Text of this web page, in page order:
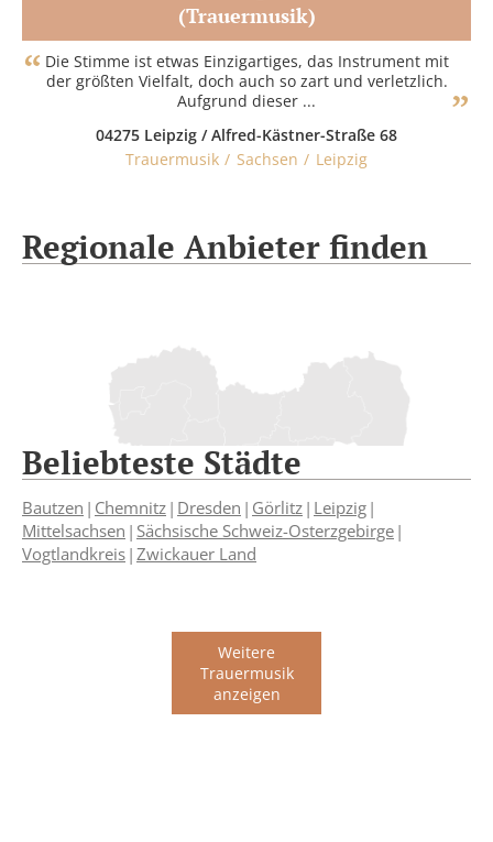
(Trauermusik)
Die Stimme ist etwas Einzigartiges, das Instrument mit
der größten Vielfalt, doch auch so zart und verletzlich.
Aufgrund dieser ...
04275 Leipzig / Alfred-Kästner-Straße 68
Trauermusik
Sachsen Leipzig
Regionale Anbieter finden
Beliebteste Städte
Bautzen Chemnitz Dresden Görlitz Leipzig
Mittelsachsen Sächsische Schweiz-Osterzgebirge
Vogtlandkreis Zwickauer Land
Weitere
Trauermusik
anzeigen